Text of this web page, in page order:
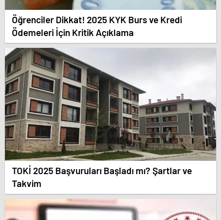
Öğrenciler Dikkat! 2025 KYK Burs ve Kredi
Ödemeleri İçin Kritik Açıklama
TOKİ 2025 Başvuruları Başladı mı? Şartlar ve
Takvim